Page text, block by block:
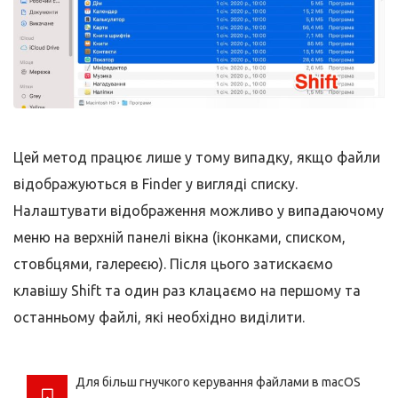
Цей метод працює лише у тому випадку, якщо файли
відображуються в Finder у вигляді списку.
Налаштувати відображення можливо у випадаючому
меню на верхній панелі вікна (іконками, списком,
стовбцями, галереєю). Після цього затискаємо
клавішу Shift та один раз клацаємо на першому та
останньому файлі, які необхідно виділити.
Для більш гнучкого керування файлами в macOS